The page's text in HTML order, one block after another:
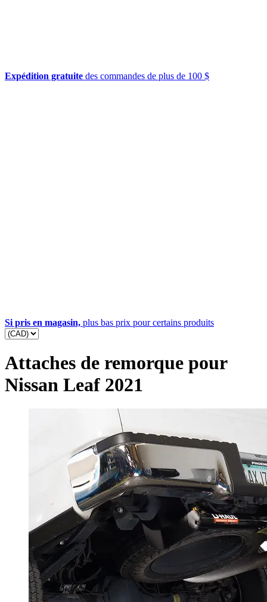
Expédition gratuite des commandes de plus de 100 $
Si pris en magasin, plus bas prix pour certains produits
Attaches de remorque pour
Nissan Leaf 2021